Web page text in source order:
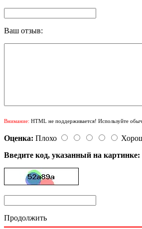
Ваш отзыв:
Внимание: HTML не поддерживается! Используйте
Оценка: Плохо
Введите код, указанный на картинке:
Продолжить